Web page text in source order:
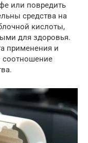
или повредить
средства на
кислоты,
для здоровья.
применения и
соотношение